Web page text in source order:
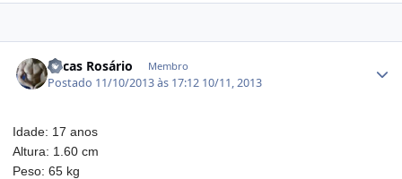
Lucas Rosário Membro
Postado 11/10/2013 às 17:12 10/11, 2013
Idade: 17 anos
Altura: 1.60 cm
Peso: 65 kg